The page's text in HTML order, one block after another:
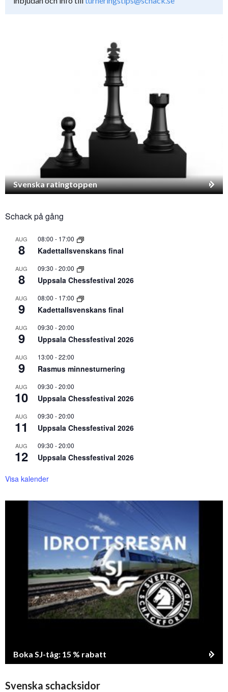
Svenska ratingtoppen
Schack på gång
AUG
8
08:00 - 17:00
Kadettallsvenskans final
AUG
8
09:30 -20:00
Uppsala Chessfestival 2026
AUG
9
08:00 - 17:00
Kadettallsvenskans final
AUG
9
09:30 -20:00
Uppsala Chessfestival 2026
AUG
9
13:00 -22:00
Rasmus minnesturnering
AUG
10
09:30 -20:00
Uppsala Chessfestival 2026
AUG
11
09:30 -20:00
Uppsala Chessfestival 2026
AUG
12
09:30 -20:00
Uppsala Chessfestival 2026
Visa kalender
Boka SJ-tåg: 15 % rabatt
Svenska schacksidor